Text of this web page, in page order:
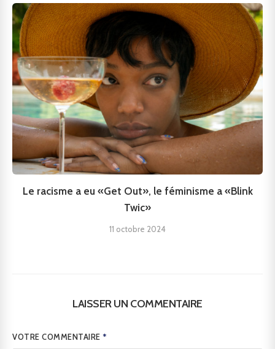
Le racisme a eu «Get Out», le féminisme a «Blink
Twic»
11 octobre 2024
LAISSER UN COMMENTAIRE
VOTRE COMMENTAIRE*